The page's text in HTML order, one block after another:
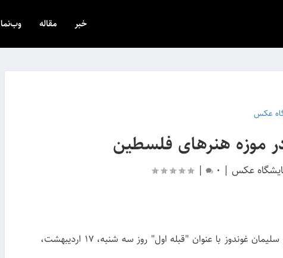
خبر مقاله وب‌نما
عکس
موزه هنرهای فلسطین
عکس |
0
|
به مناسبت شصتمین سال اشغال فلسطین نمایشگاهی از عکس های سلیمان غوندوز با عنوان "قبله اول" روز سه شنبه، 17 اردیبهشت،